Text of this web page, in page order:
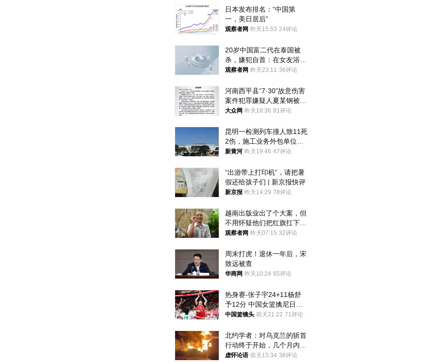
日本发布排名：“中国第
一，美日居后”
观察者网 昨天15:53 24评论
20岁中国富二代在泰国被
杀，嫌犯自首：在女友浴室
看到他
观察者网 昨天23:11 36评论
河南西平县“7·30”故意伤害
案件犯罪嫌疑人夏某钢被抓
获
大众网 昨天18:36 81评论
昆明一检测列车撞人致11死
2伤，施工业务外包单位被
罚1.5万元，国铁昆明局被
新黄河 昨天19:46 47评论
“出游带上打印机”，请把暑
假还给孩子们 | 新京报快评
新京报 昨天14:29 78评论
越南出版业出了个大案，但
不用怀疑他们把红旗扛下去
的决心
观察者网 昨天07:15 32评论
周末打虎！退休一年后，宋
致远被查
华商网 昨天10:24 65评论
热身赛-张子宇24+11杨舒
予12分 中国女篮擒尼日利
亚
中国篮镜头 前天21:22 71评论
北约学者：对乌克兰的斩首
行动终于开始，几个月内乌
将投降
虚怀论语 前天15:34 38评论